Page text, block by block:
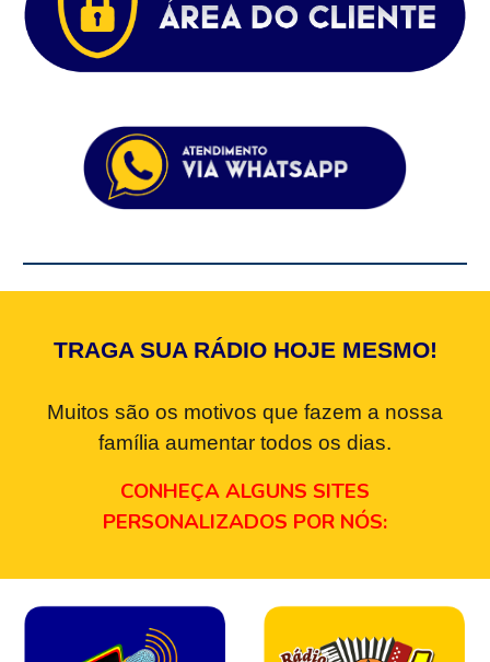
TRAGA SUA RÁDIO HOJE MESMO!
Muitos são os motivos que fazem a nossa
família aumentar todos os dias.
CONHEÇA ALGUNS SITES
PERSONALIZADOS POR NÓS: